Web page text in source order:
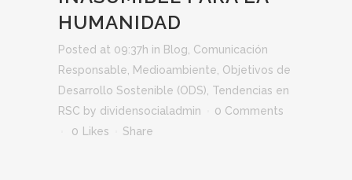
HUMANIDAD
Posted at 09:37h in Blog Comunicación
Responsable
Medioambiente Objetivos de
Desarrollo Sostenible (ODS) Tendencias en
RSC by dividensocialadmin
0 Comments
0
Likes Share